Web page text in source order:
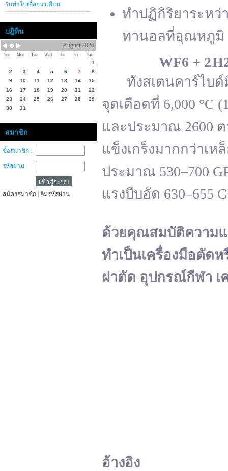
รับทำใบเลื่อยวงเดือน
ปฎิทิน
August 2026
Sun Mon Tue Wed Thu Fri Sat
1
2
3 4 5 6 7
8
9
10 11 12 13 14
15
16
17 18 19 20 21
22
23
24 25 26 27 28
29
30
31
สมาชิก
ชื่อสมาชิก :
รหัสผ่าน :
สมัครสมาชิก ลืมรหัสผ่าน
ทำปฏิกิริยาระหว่
ทานอลที่อุณหภูมิ
WF6 + 2 H
ทังสเตนคาร์ไบด์มี
จุดเดือดที่ 6,000 °C
และประมาณ 2600
แข็งเกร็งมากกว่าเ
ประมาณ 530–700
แรงบีบอัด 630–655
ด้วยคุณสมบัติความแ
ทำเป็นเครื่องมือตัดห
ผ่าตัด อุปกรณ์กีฬา เ
อ้างอิง